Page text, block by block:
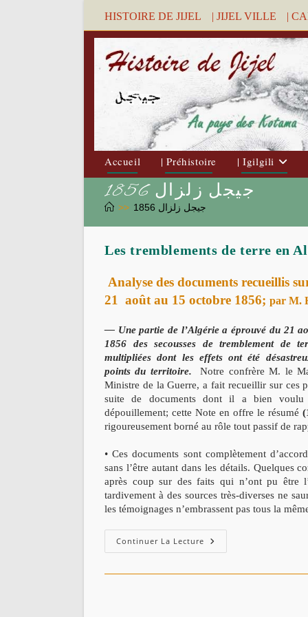
HISTOIRE DE JIJEL | JIJEL VILLE |
Accueil | Préhistoire | Igilgili
1856 جيجل زلزال
>> 1856 جيجل زلزال
Les tremblements de terre en
Analyse des documents recueillis
21 août au 15 octobre 1856; par M.
— Une partie de l’Algérie a éprouvé du 21
1856 des secousses de tremblement de
multipliées dont les effets ont été
points du territoire.
Notre confrère M. le
Ministre de la Guerre, a fait recueillir sur ces
suite de documents dont il a bien
dépouillement; cette Note en offre le résumé
rigoureusement borné au rôle tout passif de
• Ces documents sont complètement
sans l’être autant dans les détails. Quelques
après coup sur des faits qui n’ont pu être
tardivement à des sources très-diverses ne
les témoignages n’embrassent pas tous la
Continuer La Lecture Les
Tremblements